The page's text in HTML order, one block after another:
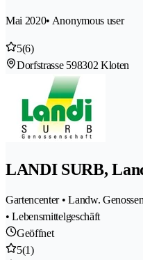
Mai 2020• Anonymous user
5(6)
Dorfstrasse 598302 Kloten
LANDI SURB,
Gartencenter • Landw.
• Lebensmittelgeschäft
Geöffnet
5(1)